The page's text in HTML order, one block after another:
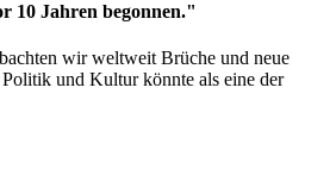
10 Jahren begonnen."
wir weltweit Brüche und neue
und Kultur könnte als eine der